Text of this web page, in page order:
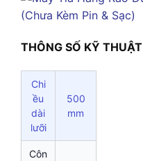
THÔNG SỐ KỸ THUẬT
Chi
ều
dài
lưỡi
500
mm
Côn